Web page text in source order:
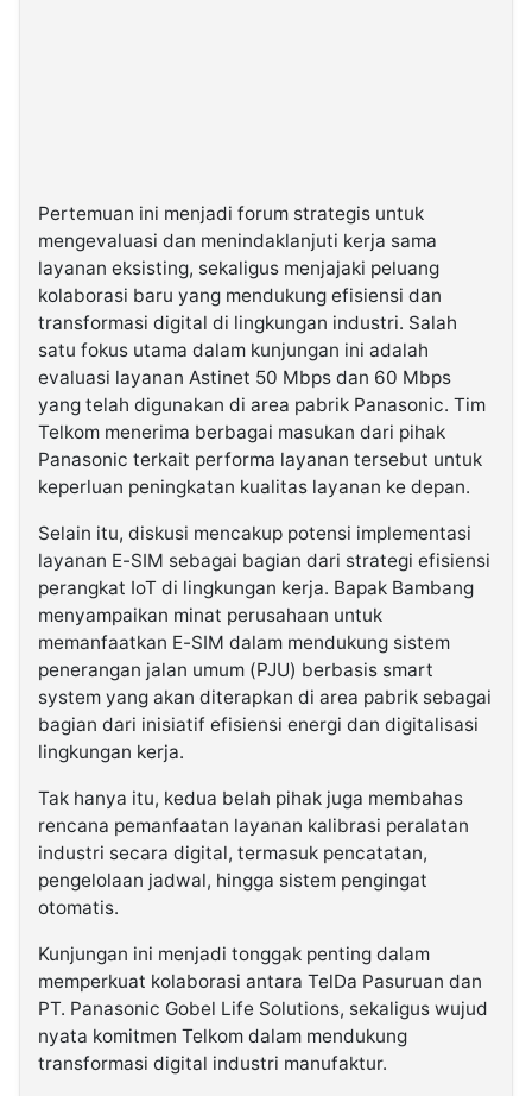
Pertemuan ini menjadi forum strategis untuk
mengevaluasi dan menindaklanjuti kerja sama
layanan eksisting, sekaligus menjajaki peluang
kolaborasi baru yang mendukung efisiensi dan
transformasi digital di lingkungan industri. Salah
satu fokus utama dalam kunjungan ini adalah
evaluasi layanan Astinet 50 Mbps dan 60 Mbps
yang telah digunakan di area pabrik Panasonic. Tim
Telkom menerima berbagai masukan dari pihak
Panasonic terkait performa layanan tersebut untuk
keperluan peningkatan kualitas layanan ke depan.
Selain itu, diskusi mencakup potensi implementasi
layanan E-SIM sebagai bagian dari strategi efisiensi
perangkat IoT di lingkungan kerja. Bapak Bambang
menyampaikan minat perusahaan untuk
memanfaatkan E-SIM dalam mendukung sistem
penerangan jalan umum (PJU) berbasis smart
system yang akan diterapkan di area pabrik sebagai
bagian dari inisiatif efisiensi energi dan digitalisasi
lingkungan kerja.
Tak hanya itu, kedua belah pihak juga membahas
rencana pemanfaatan layanan kalibrasi peralatan
industri secara digital, termasuk pencatatan,
pengelolaan jadwal, hingga sistem pengingat
otomatis.
Kunjungan ini menjadi tonggak penting dalam
memperkuat kolaborasi antara TelDa Pasuruan dan
PT. Panasonic Gobel Life Solutions, sekaligus wujud
nyata komitmen Telkom dalam mendukung
transformasi digital industri manufaktur.